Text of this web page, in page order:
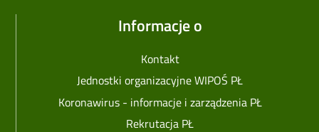
Informacje o
Kontakt
Jednostki organizacyjne WIPOŚ PŁ
Koronawirus - informacje i zarządzenia PŁ
Rekrutacja PŁ